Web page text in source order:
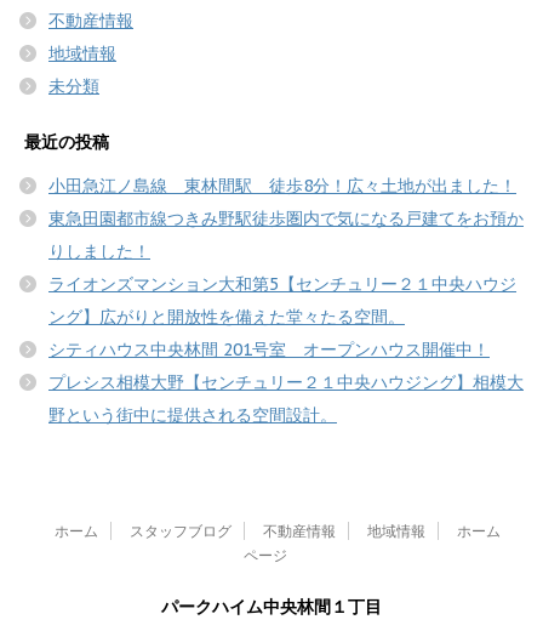
不動産情報
地域情報
未分類
最近の投稿
小田急江ノ島線 東林間駅 徒歩8分！広々土地が出ました！
東急田園都市線つきみ野駅徒歩圏内で気になる戸建てをお預か
りしました！
ライオンズマンション大和第5【センチュリー２１中央ハウジ
ング】広がりと開放性を備えた堂々たる空間。
シティハウス中央林間 201号室 オープンハウス開催中！
プレシス相模大野【センチュリー２１中央ハウジング】相模大
野という街中に提供される空間設計。
ホーム スタッフブログ 不動産情報 地域情報
ホーム
ページ
パークハイム中央林間１丁目